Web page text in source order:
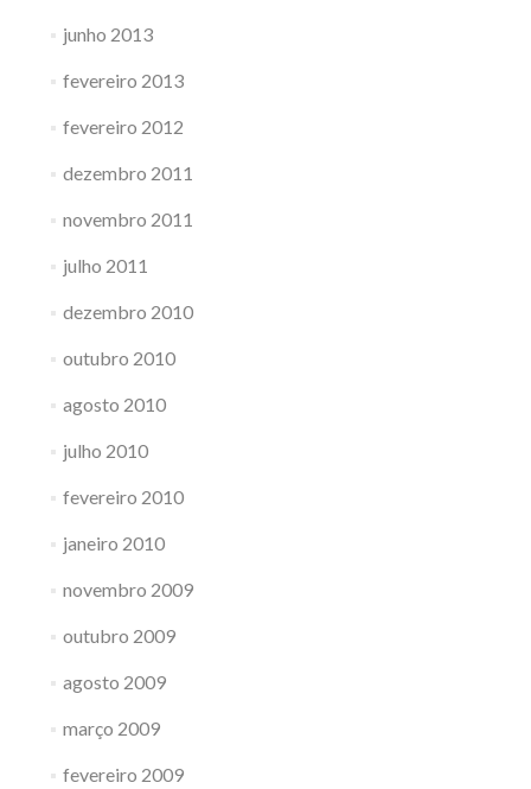
junho 2013
fevereiro 2013
fevereiro 2012
dezembro 2011
novembro 2011
julho 2011
dezembro 2010
outubro 2010
agosto 2010
julho 2010
fevereiro 2010
janeiro 2010
novembro 2009
outubro 2009
agosto 2009
março 2009
fevereiro 2009